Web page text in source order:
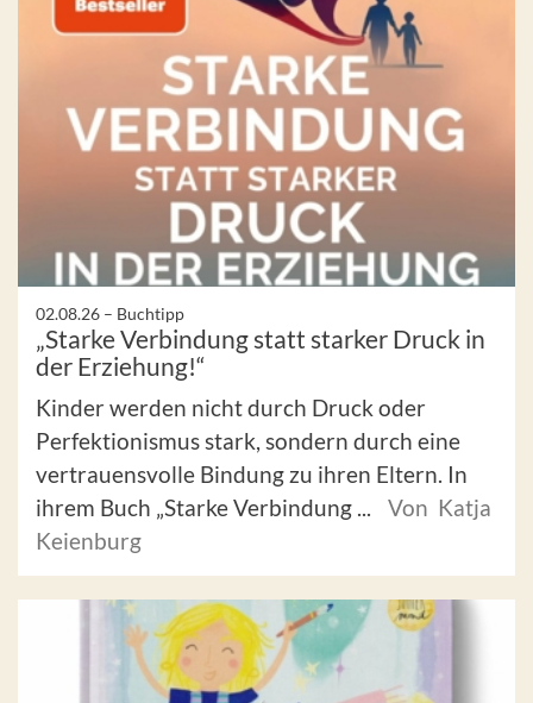
02.08.26 – Buchtipp
„Starke Verbindung statt starker Druck in
der Erziehung!“
Kinder werden nicht durch Druck oder
Perfektionismus stark, sondern durch eine
vertrauensvolle Bindung zu ihren Eltern. In
ihrem Buch „Starke Verbindung ...
Von Katja
Keienburg